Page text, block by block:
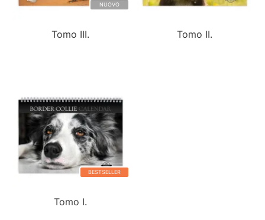
NUOVO
Tomo III. Tomo II.
BESTSELLER
Tomo I.